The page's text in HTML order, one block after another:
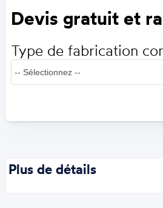
Devis gratuit et
Type de fabrication
Plus de détails